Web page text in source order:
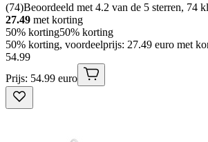
(74)Beoordeeld met 4.2 van de 5 sterren, 74
27.49 met korting
50% korting50% korting
50% korting, voordeelprijs: 27.49 euro met
54.99
Prijs: 54.99 euro